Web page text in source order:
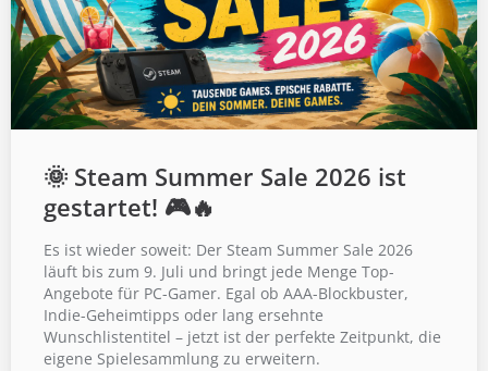
🌞 Steam Summer Sale 2026 ist
gestartet! 🎮🔥
Es ist wieder soweit: Der Steam Summer Sale 2026
läuft bis zum 9. Juli und bringt jede Menge Top-
Angebote für PC-Gamer. Egal ob AAA-Blockbuster,
Indie-Geheimtipps oder lang ersehnte
Wunschlistentitel – jetzt ist der perfekte Zeitpunkt, die
eigene Spielesammlung zu erweitern.